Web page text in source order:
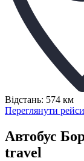
Відстань: 574 км
Переглянути
Автобус
travel